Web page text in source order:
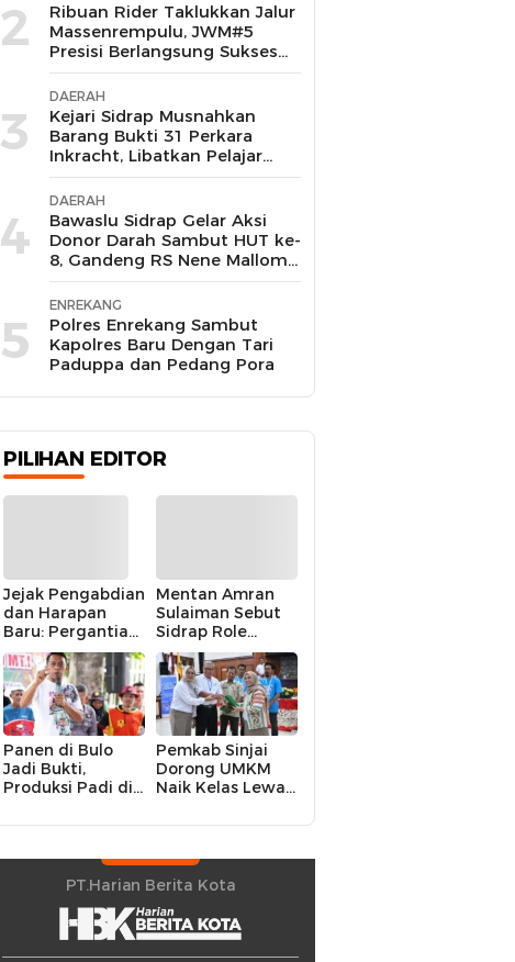
2
Ribuan Rider Taklukkan Jalur
Massenrempulu, JWM#5
Presisi Berlangsung Sukses
dan Kondusif
3
DAERAH
Kejari Sidrap Musnahkan
Barang Bukti 31 Perkara
Inkracht, Libatkan Pelajar
untuk Edukasi Bahaya
Narkoba
4
DAERAH
Bawaslu Sidrap Gelar Aksi
Donor Darah Sambut HUT ke-
8, Gandeng RS Nene Mallomo
dan Polres
5
ENREKANG
Polres Enrekang Sambut
Kapolres Baru Dengan Tari
Paduppa dan Pedang Pora
PILIHAN EDITOR
Jejak Pengabdian
dan Harapan
Baru: Pergantian
Kapolres Sidrap
dalam Perspektif
Karier Dua
Perwira
Mentan Amran
Sulaiman Sebut
Sidrap Role
Model Nasional
dalam Menjaga
Stabilitas Harga
Telur
Panen di Bulo
Jadi Bukti,
Produksi Padi di
Kecamatan
Rekor
Peningkatan
Pemkab Sinjai
Dorong UMKM
Naik Kelas Lewat
Strategis
PT.Harian Berita Kota